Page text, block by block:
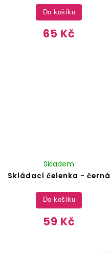
65 Kč
Do košíku
Skládací čelenka - černá
Skladem
59 Kč
Do košíku